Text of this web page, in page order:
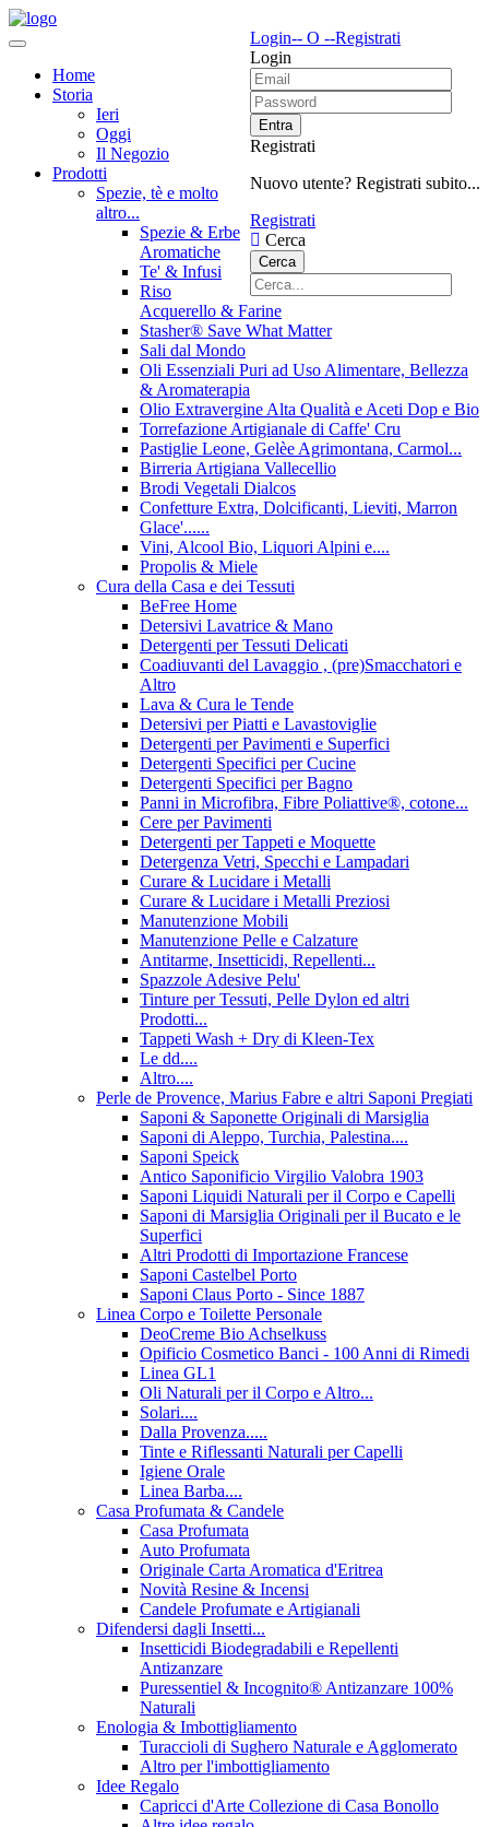
Login-- O --Registrati
Login
Entra
Registrati
Nuovo utente? Registrati subito...
Registrati
Cerca
Cerca
Home
Storia
Ieri
Oggi
Il Negozio
Prodotti
Spezie, tè e molto
altro...
Spezie & Erbe
Aromatiche
Te' & Infusi
Riso
Acquerello & Farine
Stasher®️ Save What Matter
Sali dal Mondo
Oli Essenziali Puri ad Uso Alimentare, Bellezza
& Aromaterapia
Olio Extravergine Alta Qualità e Aceti Dop e Bio
Torrefazione Artigianale di Caffe' Cru
Pastiglie Leone, Gelèe Agrimontana, Carmol...
Birreria Artigiana Vallecellio
Brodi Vegetali Dialcos
Confetture Extra, Dolcificanti, Lieviti, Marron
Glace'......
Vini, Alcool Bio, Liquori Alpini e....
Propolis & Miele
Cura della Casa e dei Tessuti
BeFree Home
Detersivi Lavatrice & Mano
Detergenti per Tessuti Delicati
Coadiuvanti del Lavaggio , (pre)Smacchatori e
Altro
Lava & Cura le Tende
Detersivi per Piatti e Lavastoviglie
Detergenti per Pavimenti e Superfici
Detergenti Specifici per Cucine
Detergenti Specifici per Bagno
Panni in Microfibra, Fibre Poliattive®, cotone...
Cere per Pavimenti
Detergenti per Tappeti e Moquette
Detergenza Vetri, Specchi e Lampadari
Curare & Lucidare i Metalli
Curare & Lucidare i Metalli Preziosi
Manutenzione Mobili
Manutenzione Pelle e Calzature
Antitarme, Insetticidi, Repellenti...
Spazzole Adesive Pelu'
Tinture per Tessuti, Pelle Dylon ed altri
Prodotti...
Tappeti Wash + Dry di Kleen-Tex
Le dd....
Altro....
Perle de Provence, Marius Fabre e altri Saponi Pregiati
Saponi & Saponette Originali di Marsiglia
Saponi di Aleppo, Turchia, Palestina....
Saponi Speick
Antico Saponificio Virgilio Valobra 1903
Saponi Liquidi Naturali per il Corpo e Capelli
Saponi di Marsiglia Originali per il Bucato e le
Superfici
Altri Prodotti di Importazione Francese
Saponi Castelbel Porto
Saponi Claus Porto - Since 1887
Linea Corpo e Toilette Personale
DeoCreme Bio Achselkuss
Opificio Cosmetico Banci - 100 Anni di Rimedi
Linea GL1
Oli Naturali per il Corpo e Altro...
Solari....
Dalla Provenza.....
Tinte e Riflessanti Naturali per Capelli
Igiene Orale
Linea Barba....
Casa Profumata & Candele
Casa Profumata
Auto Profumata
Originale Carta Aromatica d'Eritrea
Novità Resine & Incensi
Candele Profumate e Artigianali
Difendersi dagli Insetti...
Insetticidi Biodegradabili e Repellenti
Antizanzare
Puressentiel & Incognito® Antizanzare 100%
Naturali
Enologia & Imbottigliamento
Turaccioli di Sughero Naturale e Agglomerato
Altro per l'imbottigliamento
Idee Regalo
Capricci d'Arte Collezione di Casa Bonollo